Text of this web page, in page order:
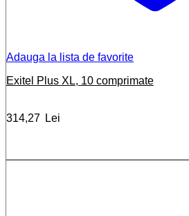
Adauga la lista de favorite
Exitel Plus XL, 10 comprimate
314,27 Lei